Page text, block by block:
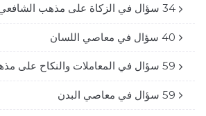
34 سؤال في الزكاة على مذهب الشافعي
40 سؤال في معاصي اللسان
59 سؤال في المعاملات والنكاح على مذهب الشافعي
59 سؤال في معاصي البدن